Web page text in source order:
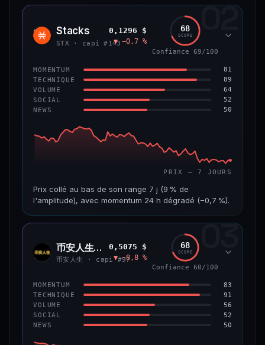
CAP. MARCHÉ VOLUME 24 H
VAR. 7 J VAR. 30 J
−9,9 %
VS ATH
−55,9 %
CONFIANCE 66/100
02
STX Stacks
STX · capi #143
0,1296 $
▼ −0,7 %
68
SCORE
Confiance 69/100
MOMENTUM 81
TECHNIQUE 89
VOLUME 64
SOCIAL 52
NEWS 50
PRIX — 7 JOURS
Prix collé au bas de son range 7 j (9 % de
l'amplitude), avec momentum 24 h dégradé (−0,7 %).
CAP. MARCHÉ VOLUME 24 H
VAR. 7 J VAR. 30 J
−22,2 %
VS ATH
−96,6 %
RANG CAPI.
#143
CONFIANCE 69/100
03
币安
人生
币安人生 (BinanceLife)
币安人生 · capi #97
0,5075 $
▼ −8,8 %
68
SCORE
Confiance 60/100
MOMENTUM 83
TECHNIQUE 91
VOLUME 56
SOCIAL 52
NEWS 50